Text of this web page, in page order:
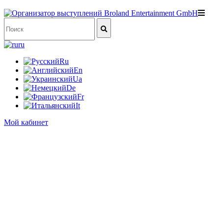
ru
Ru
En
Ua
De
Fr
It
Мой кабинет